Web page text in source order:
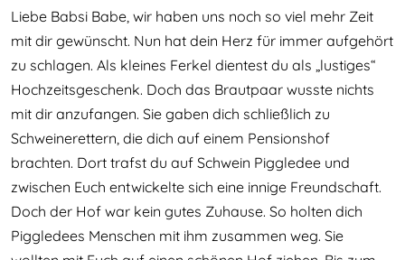
Liebe Babsi Babe, wir haben uns noch so viel mehr Zeit
mit dir gewünscht. Nun hat dein Herz für immer aufgehört
zu schlagen. Als kleines Ferkel dientest du als „lustiges“
Hochzeitsgeschenk. Doch das Brautpaar wusste nichts
mit dir anzufangen. Sie gaben dich schließlich zu
Schweinerettern, die dich auf einem Pensionshof
brachten. Dort trafst du auf Schwein Piggledee und
zwischen Euch entwickelte sich eine innige Freundschaft.
Doch der Hof war kein gutes Zuhause. So holten dich
Piggledees Menschen mit ihm zusammen weg. Sie